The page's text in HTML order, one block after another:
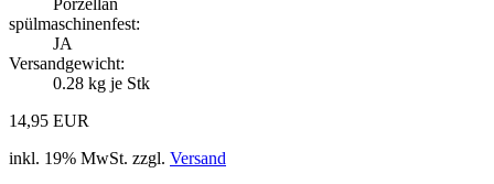
spülmaschinenfest:
JA
Versandgewicht:
0.28 kg je Stk
14,95 EUR
inkl. 19% MwSt. zzgl. Versand